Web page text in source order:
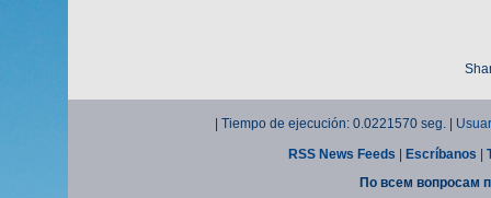
| Tiempo de ejecución: 0.0221570 seg. |
RSS News Feeds
Escríbanos
По всем вопросам